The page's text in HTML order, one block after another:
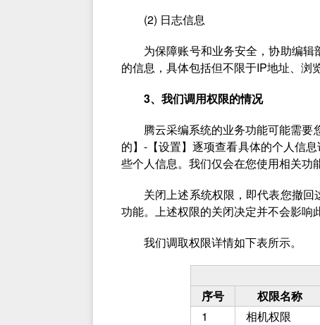
(2) 日志信息
为保障账号和业务安全，协助编
的信息，具体包括但不限于IP地址、浏
3、我们调用权限的情况
腾云采编系统的业务功能可能需
的】-【设置】逐项查看具体的个人信
些个人信息。我们仅会在您使用相关功
关闭上述系统权限，即代表您撤
功能。上述权限的关闭决定并不会影响
我们调取权限详情如下表所示。
序号
权限名称
1
相机权限